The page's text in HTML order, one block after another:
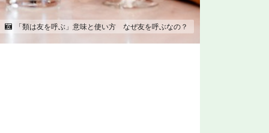
「類は友を呼ぶ」意味と使い方 なぜ友を呼ぶなの？